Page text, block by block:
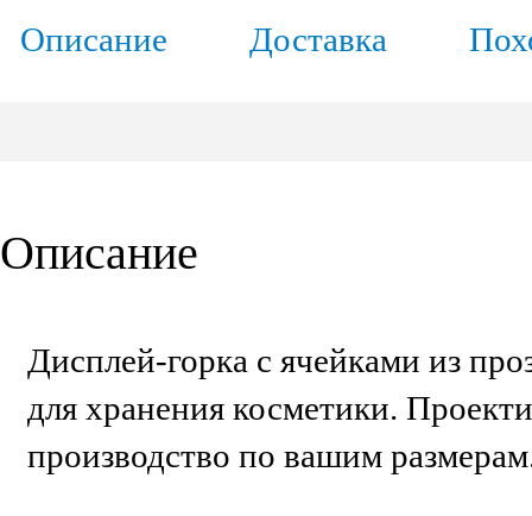
Описание Доставка
Описание
Дисплей-горка с ячейками из
для хранения косметики.
производство по вашим